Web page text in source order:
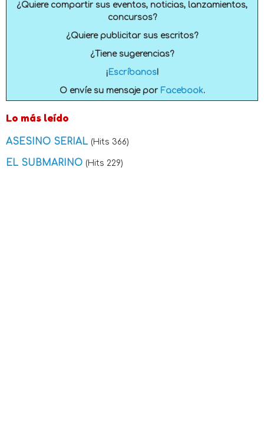
¿Quiere compartir sus eventos, noticias, lanzamientos,
concursos?
¿Quiere publicitar sus escritos?
¿Tiene sugerencias?
¡ Escríbanos!
O envíe su mensaje por Facebook.
Lo más leído
ASESINO SERIAL (Hits 366)
EL SUBMARINO (Hits 229)